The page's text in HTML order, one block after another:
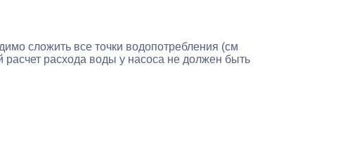
сложить все точки водопотребления (см
расхода воды у насоса не должен быть